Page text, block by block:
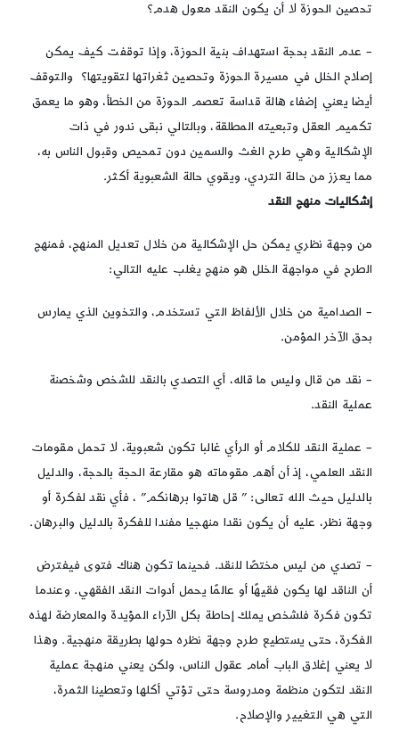
تحصين الحوزة لا أن يكون النقد معول هدم؟
– عدم النقد بحجة استهداف بنية الحوزة، وإذا توقفت كيف يمكن
إصلاح الخلل في مسيرة الحوزة وتحصين ثغراتها لتقويتها؟ والتوقف
أيضا يعني إضفاء هالة قداسة تعصم الحوزة من الخطأ، وهو ما يعمق
تكميم العقل وتبعيته المطلقة، وبالتالي نبقى ندور في ذات
الإشكالية وهي طرح الغث والسمين دون تمحيص وقبول الناس به،
مما يعزز من حالة التردي، ويقوي حالة الشعبوية أكثر.
إشكاليات منهج النقد
من وجهة نظري يمكن حل الإشكالية من خلال تعديل المنهج، فمنهج
الطرح في مواجهة الخلل هو منهج يغلب عليه التالي:
– الصدامية من خلال الألفاظ التي تستخدم، والتخوين الذي يمارس
بحق الآخر المؤمن.
– نقد من قال وليس ما قاله، أي التصدي بالنقد للشخص وشخصنة
عملية النقد.
– عملية النقد للكلام أو الرأي غالبا تكون شعبوية، لا تحمل مقومات
النقد العلمي، إذ أن أهم مقوماته هو مقارعة الحجة بالحجة، والدليل
بالدليل حيث الله تعالى: ” قل هاتوا برهانكم” ، فأي نقد لفكرة أو
وجهة نظر، عليه أن يكون نقدا منهجيا مفندا للفكرة بالدليل والبرهان.
– تصدي من ليس مختصًا للنقد. فحينما تكون هناك فتوى فيفترض
أن الناقد لها يكون فقيهًا أو عالمًا يحمل أدوات النقد الفقهي. وعندما
تكون فكرة فلشخص يملك إحاطة بكل الآراء المؤيدة والمعارضة لهذه
الفكرة، حتى يستطيع طرح وجهة نظره حولها بطريقة منهجية. وهذا
لا يعني إغلاق الباب أمام عقول الناس، ولكن يعني منهجة عملية
النقد لتكون منظمة ومدروسة حتى تؤتي أكلها وتعطينا الثمرة،
التي هي التغيير والإصلاح.